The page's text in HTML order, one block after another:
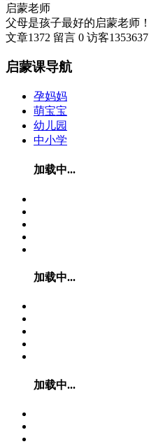
启蒙老师
父母是孩子最好的启蒙老师！
文章1372 留言 0 访客1353637
启蒙课导航
孕妈妈
萌宝宝
幼儿园
中小学
加载中...
加载中...
加载中...